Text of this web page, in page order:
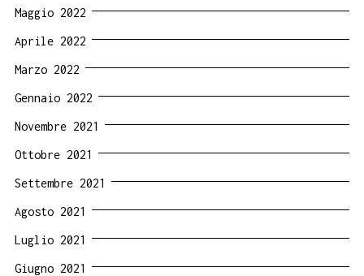
Maggio 2022
Aprile 2022
Marzo 2022
Gennaio 2022
Novembre 2021
Ottobre 2021
Settembre 2021
Agosto 2021
Luglio 2021
Giugno 2021